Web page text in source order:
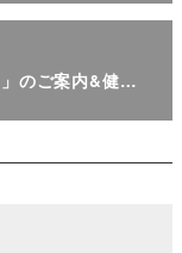
」のご案内&健…